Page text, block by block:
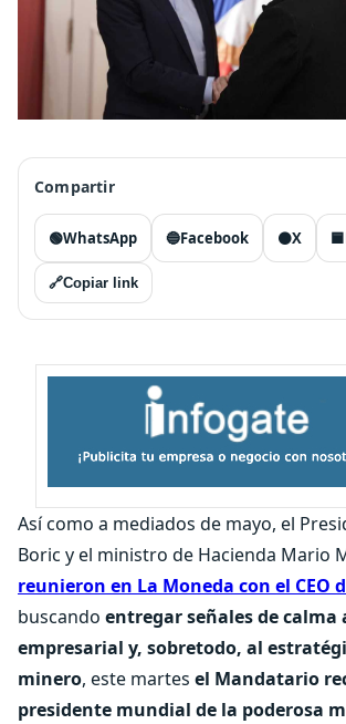
Compartir
🟢WhatsApp 🔵Facebook ⚫X 🟦
🔗Copiar link
Así como a mediados de mayo, el
Boric y el ministro de Hacienda Mario
reunieron en La Moneda con el CEO
buscando entregar señales de calma
empresarial y, sobretodo, al
minero, este martes el Mandatario
presidente mundial de la poderosa